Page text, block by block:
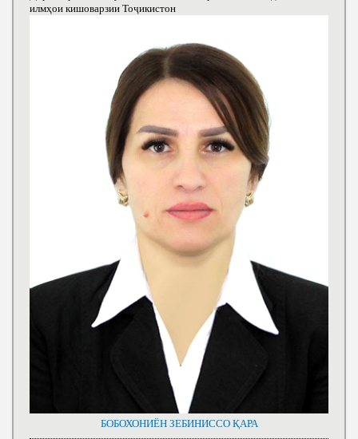
илмҳои кишоварзии Тоҷикистон
БОБОХОНИЁН ЗЕБИНИССО ҚАРА